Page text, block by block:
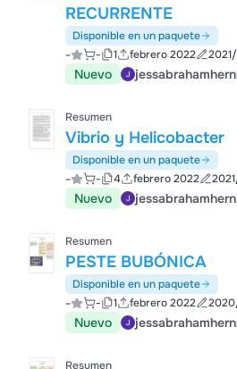
RECURRENTE
Disponible en un paquete
- - 1 febrero 2022
Nuevo
Resumen
Vibrio y Helicobacter
Disponible en un paquete
- - 4 febrero 2022
Nuevo
Resumen
PESTE BUBÓNICA
Disponible en un paquete
- - 1 febrero 2022
Nuevo
Resumen